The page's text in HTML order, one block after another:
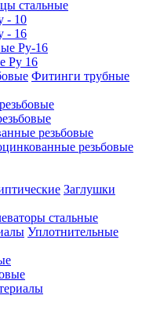
стальные
- 10
- 16
Ру-16
Ру 16
Фитинги трубные
резьбовые
резьбовые
Заглушки
стальные
Уплотнительные